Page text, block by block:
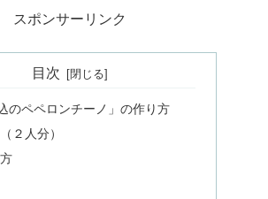
スポンサーリンク
目次
のペペロンチーノ」の作り方
２人分）